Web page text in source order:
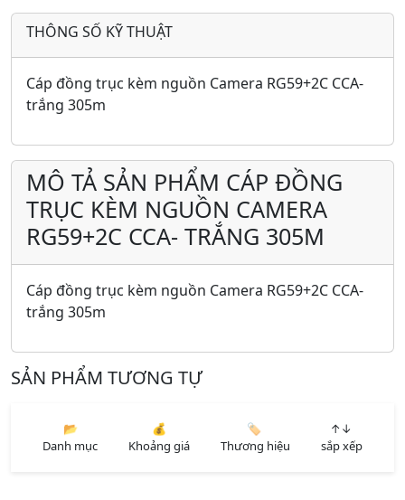
THÔNG SỐ KỸ THUẬT
Cáp đồng trục kèm nguồn Camera RG59+2C CCA-
trắng 305m
MÔ TẢ SẢN PHẨM CÁP ĐỒNG
TRỤC KÈM NGUỒN CAMERA
RG59+2C CCA- TRẮNG 305M
Cáp đồng trục kèm nguồn Camera RG59+2C CCA-
trắng 305m
SẢN PHẨM TƯƠNG TỰ
📂
Danh mục
💰
Khoảng giá
🏷️
Thương hiệu
↑↓
sắp xếp